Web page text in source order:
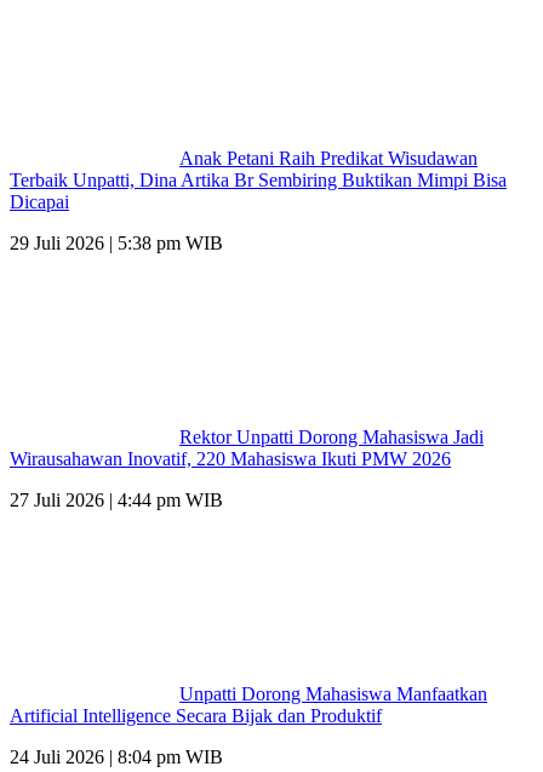
Anak Petani Raih Predikat Wisudawan
Terbaik Unpatti, Dina Artika Br Sembiring Buktikan Mimpi Bisa
Dicapai
29 Juli 2026 | 5:38 pm WIB
Rektor Unpatti Dorong Mahasiswa Jadi
Wirausahawan Inovatif, 220 Mahasiswa Ikuti PMW 2026
27 Juli 2026 | 4:44 pm WIB
Unpatti Dorong Mahasiswa Manfaatkan
Artificial Intelligence Secara Bijak dan Produktif
24 Juli 2026 | 8:04 pm WIB